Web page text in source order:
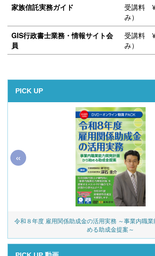
家族信託実務ガイド
受講料
み）
GIS行政書士業務・情報サイト会
員
受講料
み）
PICK UP
金の活用実務 ～事業内職業能力開発計画から始
«